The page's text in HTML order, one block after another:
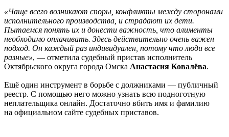
«Чаще всего возникают споры, конфликты между сторонами
исполнительного производства, и страдают их дети.
Пытаемся понять их и донести важность, что алименты
необходимо оплачивать. Здесь действительно очень важен
подход. Он каждый раз индивидуален, потому что люди все
разные», — отметила судебный пристав исполнитель
Октябрьского округа города Омска Анастасия Ковалёва.
Ещё один инструмент в борьбе с должниками — публичный
реестр. С помощью него можно узнать всю подноготную
неплательщика онлайн. Достаточно вбить имя и фамилию
на официальном сайте судебных приставов.